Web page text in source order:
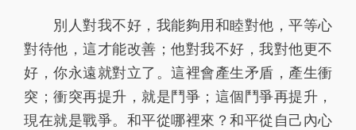
別人對我不好，我能夠用和睦對他，平等心
對待他，這才能改善；他對我不好，我對他更不
好，你永遠就對立了。這裡會產生矛盾，產生衝
突；衝突再提升，就是鬥爭；這個鬥爭再提升，
現在就是戰爭。和平從哪裡來？和平從自己內心